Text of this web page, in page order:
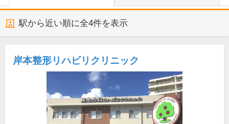
駅から近い順に全4件を表示
岸本整形リハビリクリニック